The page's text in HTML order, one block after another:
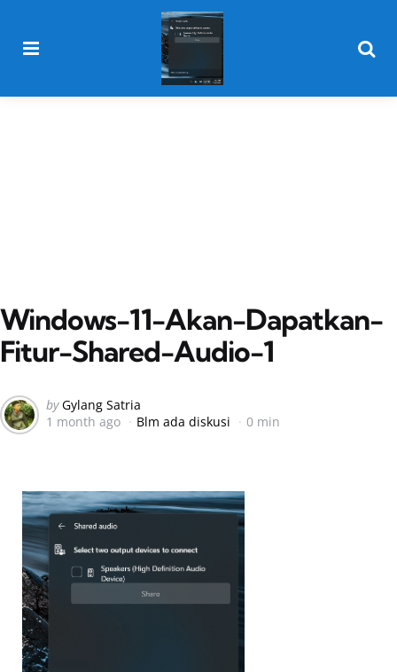
Windows-11-Akan-Dapatkan-
Fitur-Shared-Audio-1
Posted
by
by Gylang Satria
1 month ago
Blm ada diskusi 0 min